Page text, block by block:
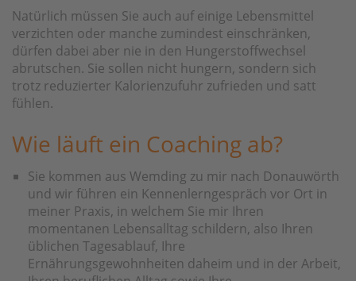
Natürlich müssen Sie auch auf einige Lebensmittel
verzichten oder manche zumindest einschränken,
dürfen dabei aber nie in den Hungerstoffwechsel
abrutschen. Sie sollen nicht hungern, sondern sich
trotz reduzierter Kalorienzufuhr zufrieden und satt
fühlen.
Wie läuft ein Coaching ab?
Sie kommen aus Wemding zu mir nach Donauwörth
und wir führen ein Kennenlerngespräch vor Ort in
meiner Praxis, in welchem Sie mir Ihren
momentanen Lebensalltag schildern, also Ihren
üblichen Tagesablauf, Ihre
Ernährungsgewohnheiten daheim und in der Arbeit,